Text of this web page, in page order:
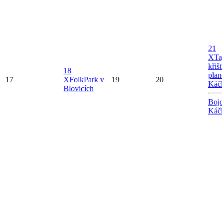
17
18
XFolkPark v
Blovicích
19 20
21
X